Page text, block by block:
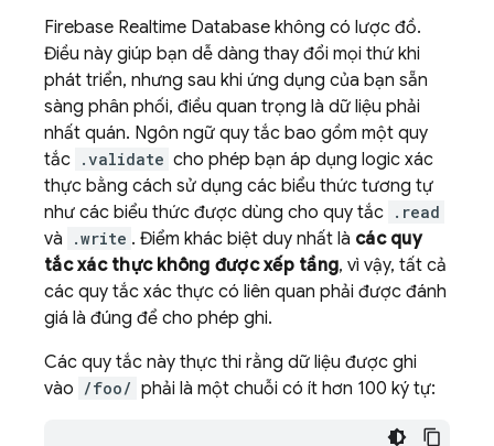
Firebase Realtime Database không có lược đồ.
Điều này giúp bạn dễ dàng thay đổi mọi thứ khi
phát triển, nhưng sau khi ứng dụng của bạn sẵn
sàng phân phối, điều quan trọng là dữ liệu phải
nhất quán. Ngôn ngữ quy tắc bao gồm một quy
tắc .validate cho phép bạn áp dụng logic xác
thực bằng cách sử dụng các biểu thức tương tự
như các biểu thức được dùng cho quy tắc .read
và .write . Điểm khác biệt duy nhất là các quy
tắc xác thực không được xếp tầng, vì vậy, tất cả
các quy tắc xác thực có liên quan phải được đánh
giá là đúng để cho phép ghi.
Các quy tắc này thực thi rằng dữ liệu được ghi
vào /foo/ phải là một chuỗi có ít hơn 100 ký tự: